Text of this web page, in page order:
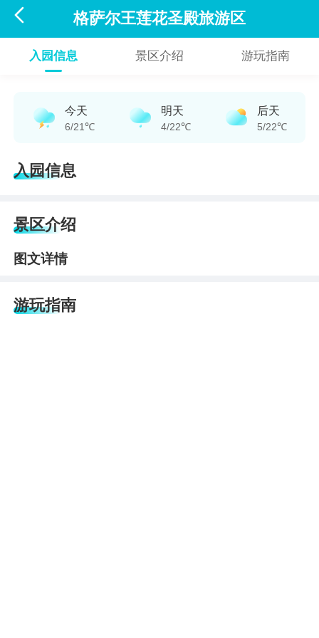
 格萨尔王莲花圣殿旅游区
入园信息 景区介绍 游玩指南
今天
6/21℃
明天
4/22℃
后天
5/22℃
入园信息
景区介绍
图文详情
游玩指南